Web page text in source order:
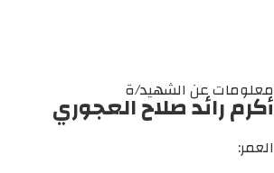
معلومات عن الشهيد/ة
أكرم رائد صلاح العجوري
العمر: